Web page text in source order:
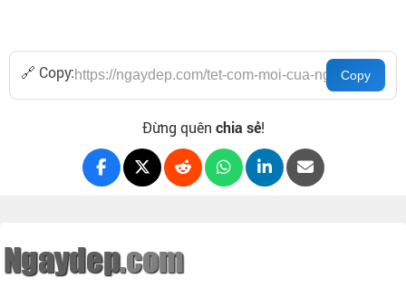
🔗 Copy:
Đừng quên chia sẻ!